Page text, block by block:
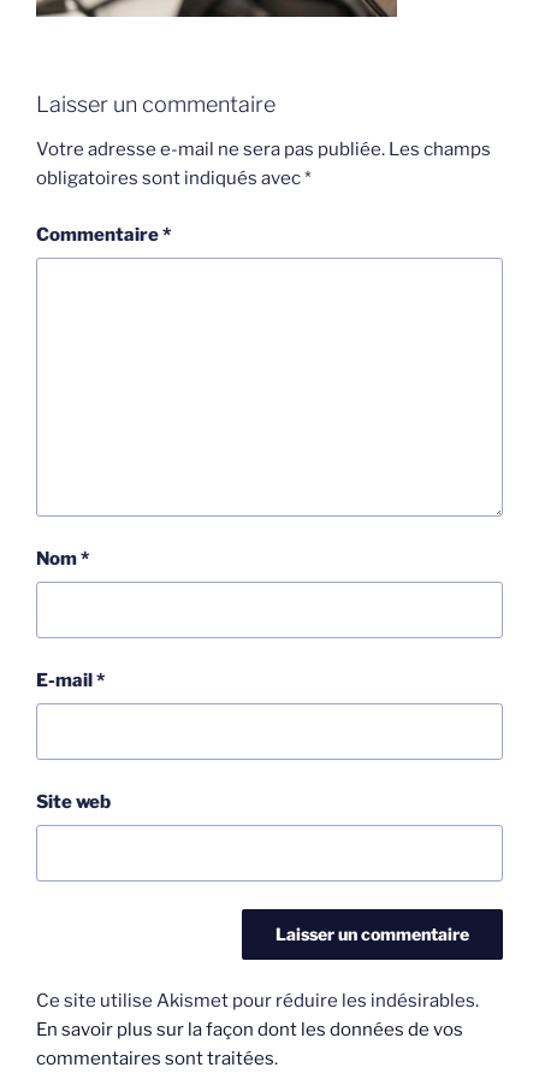
Laisser un commentaire
Votre adresse e-mail ne sera pas publiée. Les champs
obligatoires sont indiqués avec*
Commentaire*
Nom*
E-mail*
Site web
Ce site utilise Akismet pour réduire les indésirables.
En savoir plus sur la façon dont les données de vos
commentaires sont traitées.